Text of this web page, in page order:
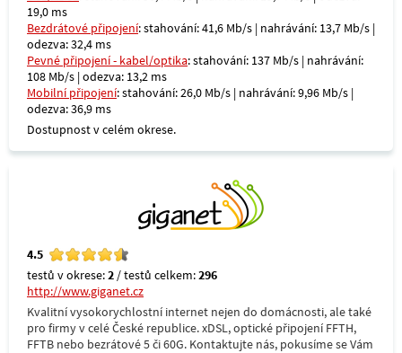
19,0 ms
Bezdrátové připojení: stahování: 41,6 Mb/s | nahrávání: 13,7 Mb/s |
odezva: 32,4 ms
Pevné připojení - kabel/optika: stahování: 137 Mb/s | nahrávání:
108 Mb/s | odezva: 13,2 ms
Mobilní připojení: stahování: 26,0 Mb/s | nahrávání: 9,96 Mb/s |
odezva: 36,9 ms
Dostupnost v celém okrese.
4.5
testů v okrese:2 / testů celkem:296
http://www.giganet.cz
Kvalitní vysokorychlostní internet nejen do domácnosti, ale také
pro firmy v celé České republice. xDSL, optické připojení FFTH,
FFTB nebo bezrátové 5 či 60G. Kontaktujte nás, pokusíme se Vám